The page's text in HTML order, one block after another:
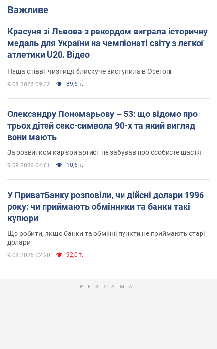
Важливе
Красуня зі Львова з рекордом виграла історичну
медаль для України на чемпіонаті світу з легкої
атлетики U20. Відео
Наша співвітчизниця блискуче виступила в Орегоні
9.08.2026 09:32 39,6 т.
Олександру Пономарьову – 53: що відомо про
трьох дітей секс-символа 90-х та який вигляд
вони мають
За розвитком кар'єри артист не забував про особисте щастя
9.08.2026 04:01 10,6 т.
У ПриватБанку розповіли, чи дійсні долари 1996
року: чи приймають обмінники та банки такі
купюри
Що робити, якщо банки та обмінні пункти не приймають старі
долари
9.08.2026 02:20 92,0 т.